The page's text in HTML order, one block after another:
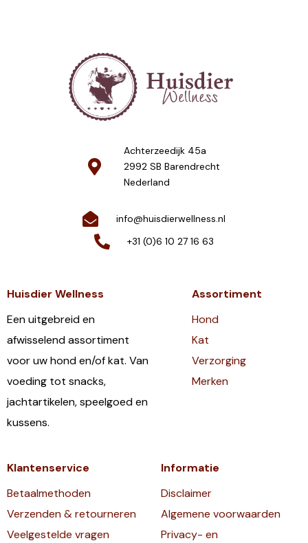
Achterzeedijk 45a
2992 SB Barendrecht
Nederland
info@huisdierwellness.nl
+31 (0)6 10 27 16 63
Huisdier Wellness
Een uitgebreid en
afwisselend assortiment
voor uw hond en/of kat. Van
voeding tot snacks,
jachtartikelen, speelgoed en
kussens.
Assortiment
Hond
Kat
Verzorging
Merken
Klantenservice
Betaalmethoden
Verzenden & retourneren
Veelgestelde vragen
Informatie
Disclaimer
Algemene voorwaarden
Privacy- en